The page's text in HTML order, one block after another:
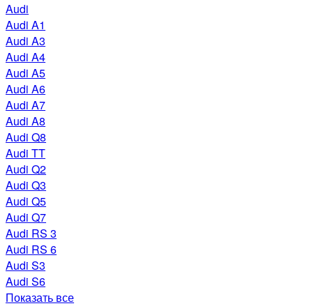
Audi
Audi A1
Audi A3
Audi A4
Audi A5
Audi A6
Audi A7
Audi A8
Audi Q8
Audi TT
Audi Q2
Audi Q3
Audi Q5
Audi Q7
Audi RS 3
Audi RS 6
Audi S3
Audi S6
Показать все